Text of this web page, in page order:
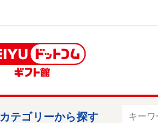
カテゴリーから探す